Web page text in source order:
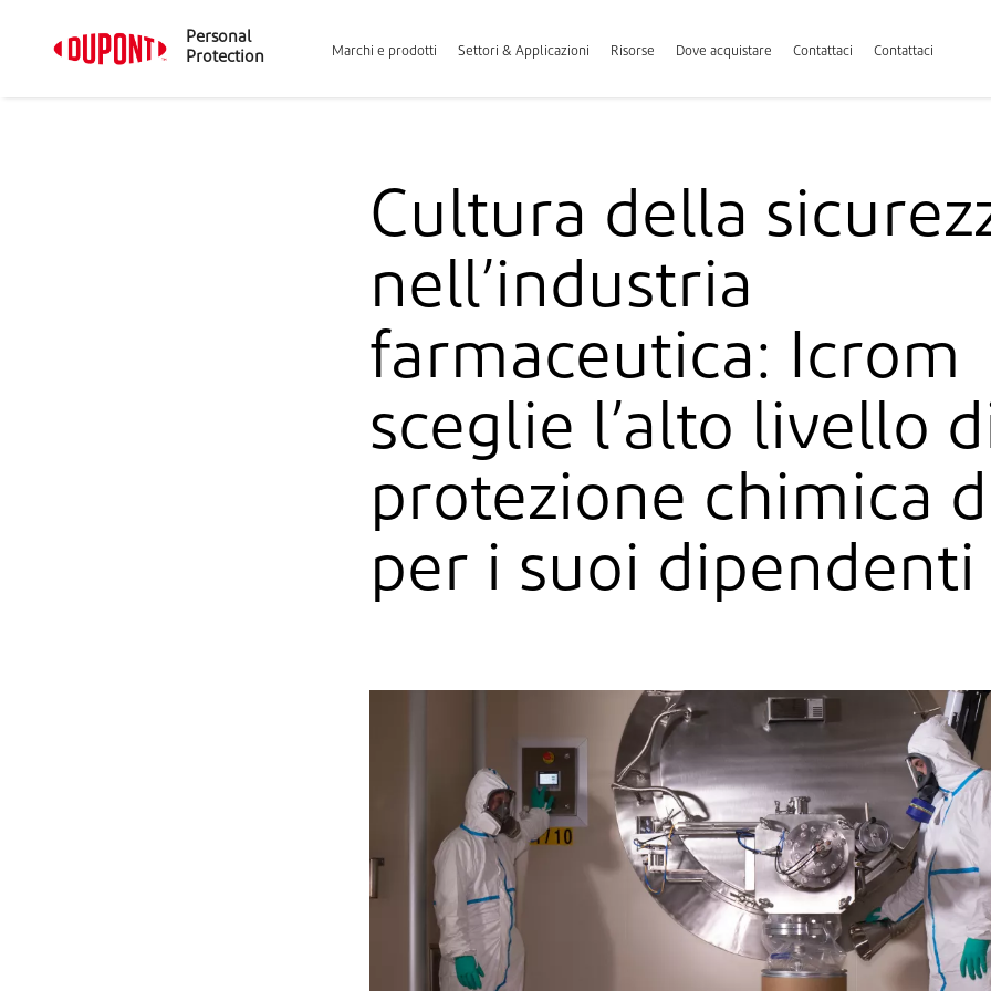
Personal
Protection
Marchi e prodotti Settori & Applicazioni Risorse Dove acquistare Contattaci Contattaci
Cultura della
nell’industria
farmaceutica: Icrom
sceglie l’alto livello
protezione chimica
per i suoi dipendenti